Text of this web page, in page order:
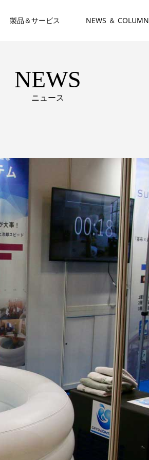
製品＆サービス NEWS ＆ COLUMN
NEWS
ニュース